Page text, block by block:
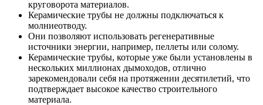
круговорота материалов.
Керамические трубы не должны подключаться к
молниеотводу.
Они позволяют использовать регенеративные
источники энергии, например, пеллеты или солому.
Керамические трубы, которые уже были установлены в
нескольких миллионах дымоходов, отлично
зарекомендовали себя на протяжении десятилетий, что
подтверждает высокое качество строительного
материала.